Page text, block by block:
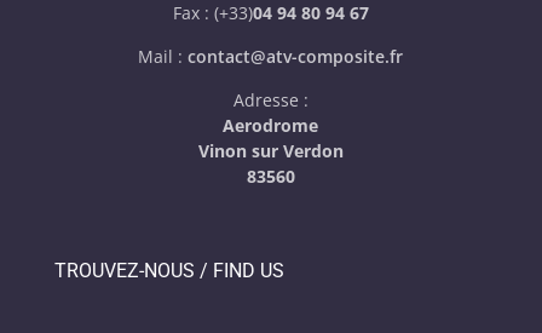
Fax : (+33)04 94 80 94 67
Mail :contact@atv-composite.fr
Adresse :
Aerodrome
Vinon sur Verdon
83560
TROUVEZ-NOUS / FIND US